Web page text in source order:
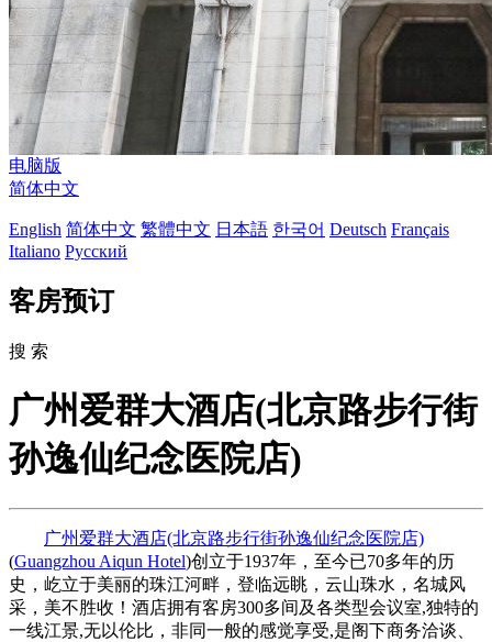
电脑版
简体中文
English 简体中文 繁體中文 日本語 한국어 Deutsch Français
Italiano Русский
客房预订
搜 索
广州爱群大酒店(北京路步行街
孙逸仙纪念医院店)
广州爱群大酒店(北京路步行街孙逸仙纪念医院店)
(Guangzhou Aiqun Hotel)创立于1937年，至今已70多年的历
史，屹立于美丽的珠江河畔，登临远眺，云山珠水，名城风
采，美不胜收！酒店拥有客房300多间及各类型会议室,独特的
一线江景,无以伦比，非同一般的感觉享受,是阁下商务洽谈、